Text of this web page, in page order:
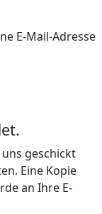
E-Mail-Adresse
geschickt
Eine Kopie
an Ihre E-